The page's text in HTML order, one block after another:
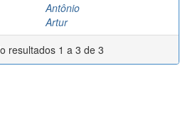
Antônio
Artur
resultados 1 a 3 de 3